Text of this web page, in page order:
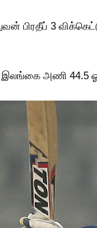
பிரதீப் 3
இலங்கை அணி 44.5